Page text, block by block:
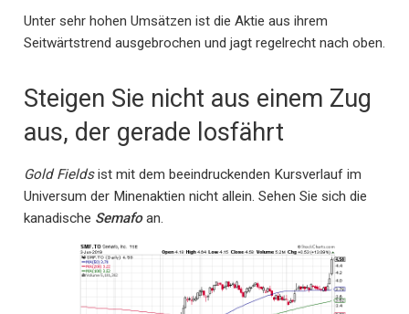
Unter sehr hohen Umsätzen ist die Aktie aus ihrem
Seitwärtstrend ausgebrochen und jagt regelrecht nach oben.
Steigen Sie nicht aus einem Zug
aus, der gerade losfährt
Gold Fieldsist mit dem beeindruckenden Kursverlauf im
Universum der Minenaktien nicht allein. Sehen Sie sich die
kanadische Semafoan.